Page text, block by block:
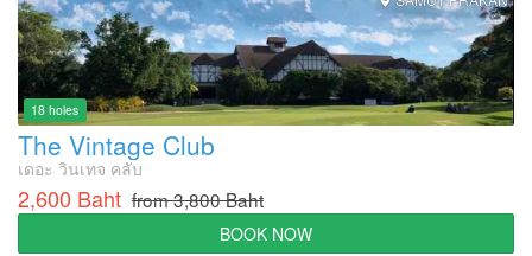
18 holes
The Vintage Club
เดอะ วินเทจ คลับ
2,600 Baht from 3,800 Baht
BOOK NOW